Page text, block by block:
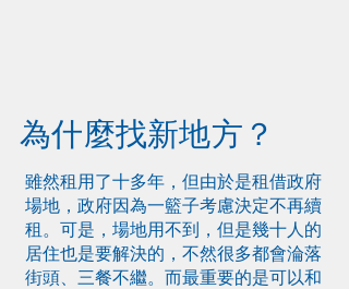
為什麼找新地方？
雖然租用了十多年，但由於是租借政府
場地，政府因為一籃子考慮決定不再續
租。可是，場地用不到，但是幾十人的
居住也是要解決的，不然很多都會淪落
街頭、三餐不繼。而最重要的是可以和